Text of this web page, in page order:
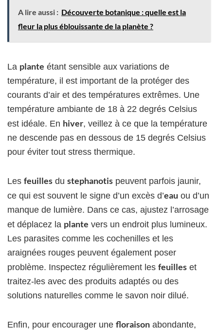
A lire aussi : Découverte botanique : quelle est la
fleur la plus éblouissante de la planète ?
La plante étant sensible aux variations de
température, il est important de la protéger des
courants d’air et des températures extrêmes. Une
température ambiante de 18 à 22 degrés Celsius
est idéale. En hiver, veillez à ce que la température
ne descende pas en dessous de 15 degrés Celsius
pour éviter tout stress thermique.
Les feuilles du stephanotis peuvent parfois jaunir,
ce qui est souvent le signe d’un excès d’eau ou d’un
manque de lumière. Dans ce cas, ajustez l’arrosage
et déplacez la plante vers un endroit plus lumineux.
Les parasites comme les cochenilles et les
araignées rouges peuvent également poser
problème. Inspectez régulièrement les feuilles et
traitez-les avec des produits adaptés ou des
solutions naturelles comme le savon noir dilué.
Enfin, pour encourager une floraison abondante,